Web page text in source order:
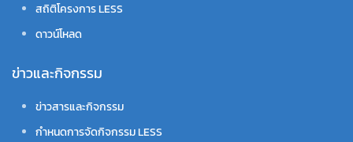
สถิติโครงการ LESS
ดาวน์โหลด
ข่าวและกิจกรรม
ข่าวสารและกิจกรรม
กำหนดการจัดกิจกรรม LESS